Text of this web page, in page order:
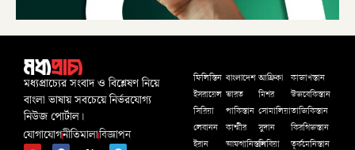
মধ্যপ্রাচ্যের সংবাদ ও বিশ্লেষণ নিয়ে
বাংলা ভাষায় সবচেয়ে নির্ভরযোগ্য
নিউজ পোর্টাল।
যোগাযোগনীতিমালাবিজ্ঞাপন
ফিলিস্তিন
ইসরায়েল
সিরিয়া
লেবানন
ইরান
বাংলাদেশ
ভারত
পাকিস্তান
কাশ্মীর
আফগানিস্তান
আফ্রিকা
মিশর
সোমালিয়া
সুদান
লিবিয়া
কাজাখস্তান
উজবেকিস্তান
তাজিকিস্তান
কিরগিজস্তান
তূর্কমেনিস্তান